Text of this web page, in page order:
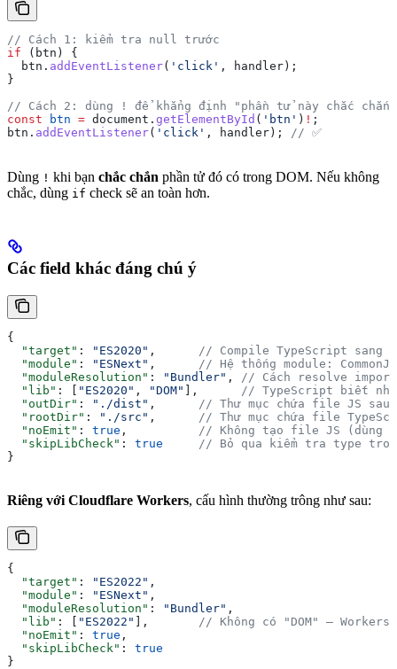
// Cách 1: kiểm tra null trước
if ( btn ) {
  btn
. addEventListener( 'click' , handler );
}
// Cách 2: dùng ! để khẳng định "phần tử này chắc
const btn = document . getElementById ( 'btn' ) ! ;
btn . addEventListener( 'click' , handler ); // ✅
Dùng ! khi bạn chắc chắn phần tử đó có trong DOM. Nếu không
chắc, dùng if check sẽ an toàn hơn.
Các field khác đáng chú ý
{
  "target"
: "ES2020" ,
// Compile TypeScript sang
  "module"
: "ESNext" ,
// Hệ thống module:
  "moduleResolution"
: "Bundler" ,
// Cách resolve
  "lib"
: [ "ES2020" , "DOM" ],
// TypeScript biết
  "outDir"
: "./dist" ,
// Thư mục chứa file JS sau
  "rootDir"
: "./src" ,
// Thư mục chứa file
  "noEmit"
: true ,
// Không tạo file JS (dùng
  "skipLibCheck"
: true
// Bỏ qua kiểm tra type
}
Riêng với Cloudflare Workers, cấu hình thường trông như sau:
{
  "target"
: "ES2022" ,
  "module"
: "ESNext" ,
  "moduleResolution"
: "Bundler" ,
  "lib"
: [ "ES2022" ],
// Không có "DOM" —
  "noEmit"
: true ,
  "skipLibCheck"
: true
}